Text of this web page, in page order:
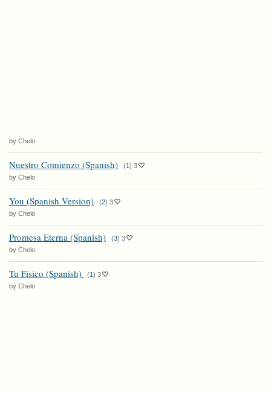
by Chelo
Nuestro Comienzo (Spanish) (1) 3
by Chelo
You (Spanish Version) (2) 3
by Chelo
Promesa Eterna (Spanish) (3) 3
by Chelo
Tu Físico (Spanish) (1) 3
by Chelo